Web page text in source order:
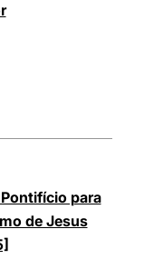
para
de Jesus